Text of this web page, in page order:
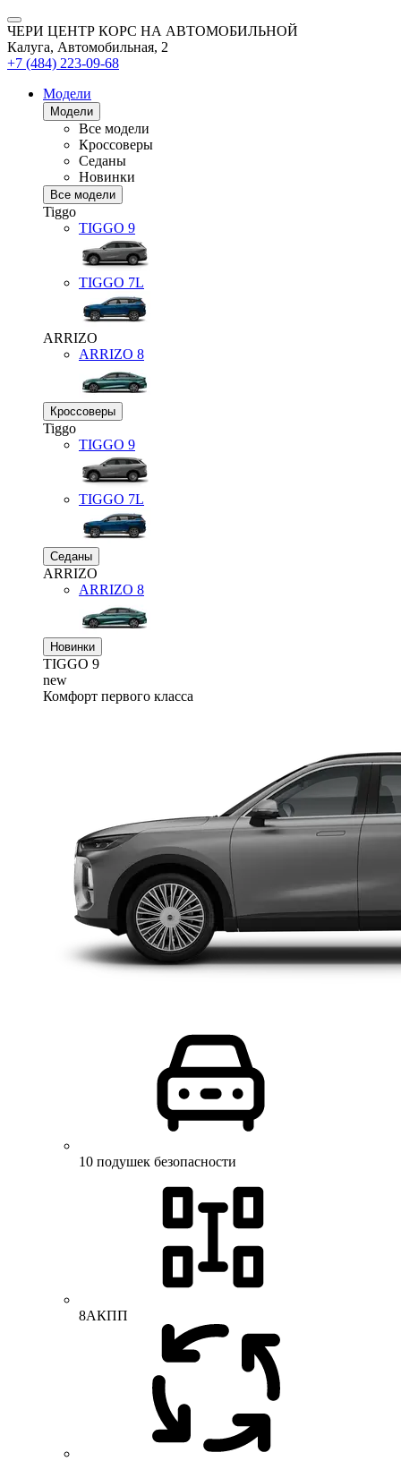
ЧЕРИ ЦЕНТР КОРС НА АВТОМОБИЛЬНОЙ
Калуга, Автомобильная, 2
+7 (484) 223-09-68
Модели
Модели
Все модели
Кроссоверы
Седаны
Новинки
Все модели
Tiggo
TIGGO 9
TIGGO 7L
ARRIZO
ARRIZO 8
Кроссоверы
Tiggo
TIGGO 9
TIGGO 7L
Седаны
ARRIZO
ARRIZO 8
Новинки
TIGGO 9
new
Комфорт первого класса
10 подушек безопасности
8АКПП